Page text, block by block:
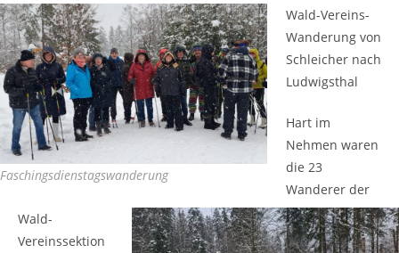
Faschingsdienstagswanderung
Wald-Vereins-
Wanderung von
Schleicher nach
Ludwigsthal
Hart im
Nehmen waren
die 23
Wanderer der
Wald-
Vereinssektion